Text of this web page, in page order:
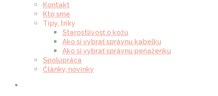
Kontakt
Kto sme
Tipy, triky
Starostlivosť o kožu
Ako si vybrať správnu kabelku
Ako si vybrať správnu peňaženku
Spolupráca
Články, novinky